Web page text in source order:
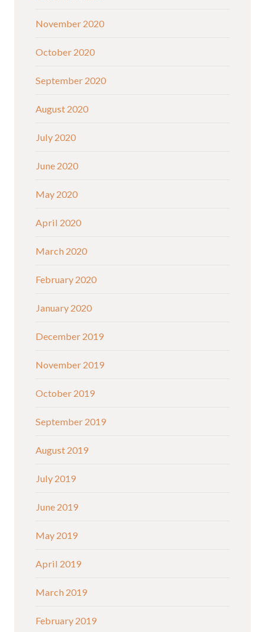
November 2020
October 2020
September 2020
August 2020
July 2020
June 2020
May 2020
April 2020
March 2020
February 2020
January 2020
December 2019
November 2019
October 2019
September 2019
August 2019
July 2019
June 2019
May 2019
April 2019
March 2019
February 2019